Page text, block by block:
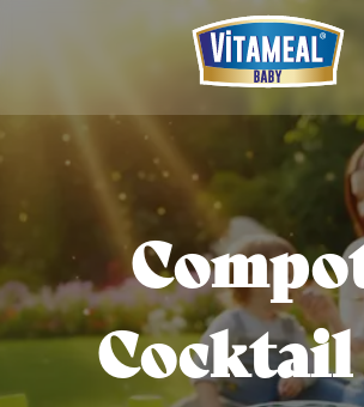
Cocktail